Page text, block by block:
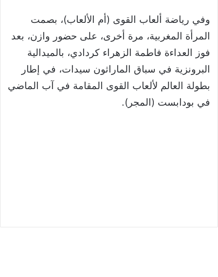
وفي رياضة ألعاب القوى (أم الألعاب)، بصمت
المرأة المغربية، مرة أخرى، على حضور وازن، بعد
فوز العداءة فاطمة الزهراء كردادي، بالميدالية
البرونزية في سباق الماراثون سيدات، في إطار
بطولة العالم لألعاب القوى المقامة في آب الماضي
في بودابست (المجر).